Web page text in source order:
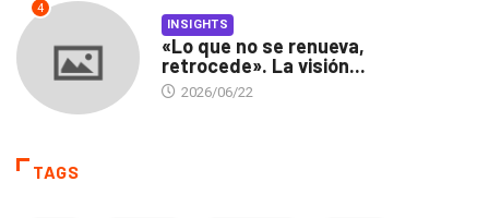
4
INSIGHTS
«Lo que no se renueva,
retrocede». La visión...
2026/06/22
TAGS